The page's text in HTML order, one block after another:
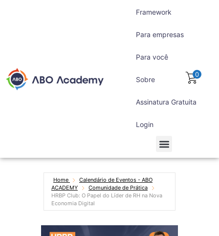
Framework
Para empresas
Para você
Sobre
Assinatura Gratuita
Login
0
Home
Calendário de Eventos - ABO
ACADEMY
Comunidade de Prática
HRBP Club: O Papel do Líder de RH na Nova
Economia Digital